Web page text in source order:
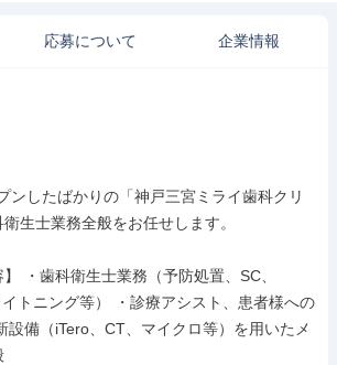
応募について 企業情報
ンしたばかりの「神戸三宮ミライ歯科クリ
生士業務全般をお任せします。
】 ・歯科衛生士業務（予防処置、SC、
トニング等） ・診療アシスト、患者様への
設備（iTero、CT、マイクロ等）を用いたメ